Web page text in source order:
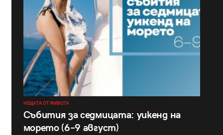
НЕЩАТА ОТ ЖИВОТА
Събития за седмицата: уикенд на
морето (6–9 август)